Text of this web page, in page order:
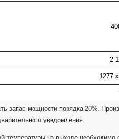
2-
1277
запас мощности порядка 20%.
уведомления.
температуры на выходе необходимо